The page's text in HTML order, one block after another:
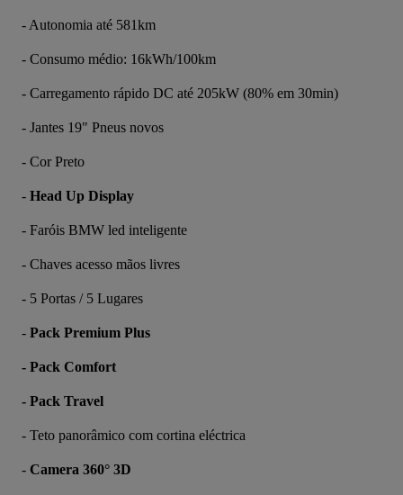
- Autonomia até 581km
- Consumo médio: 16kWh/100km
- Carregamento rápido DC até 205kW (80% em 30min)
- Jantes 19" Pneus novos
- Cor Preto
- Head Up Display
- Faróis BMW led inteligente
- Chaves acesso mãos livres
- 5 Portas / 5 Lugares
- Pack Premium Plus
- Pack Comfort
- Pack Travel
- Teto panorâmico com cortina eléctrica
- Camera 360° 3D